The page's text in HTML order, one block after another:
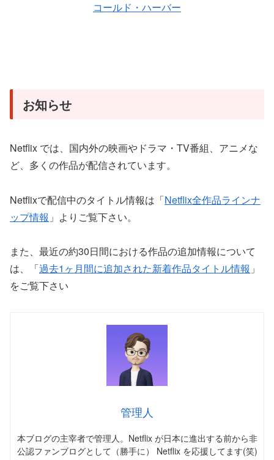
コールド・ハーバー
お知らせ
Netflix では、国内外の映画やドラマ・TV番組、アニメな
ど、多くの作品が配信されています。
Netflixで配信中のタイトル情報は「Netflix全作品ラインナ
ップ情報 」よりご覧下さい。
また、最近の約30日間における作品の追加情報について
は、「過去1ヶ月間に追加された新着作品タイトル情報 」
をご覧下さい
管理人
本ブログの主宰者で管理人。Netflix が日本に進出する前から非
公認ファンブログとして（勝手に） Netflix を応援してます(笑)